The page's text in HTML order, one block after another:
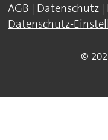
AGB | Datenschutz |
Datenschutz-
©